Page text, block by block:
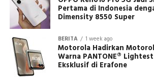
Pertama di Indonesia
Dimensity 8550 Super
BERITA 1 week ago
Motorola Hadirkan
Warna PANTONE®
Eksklusif di Erafone